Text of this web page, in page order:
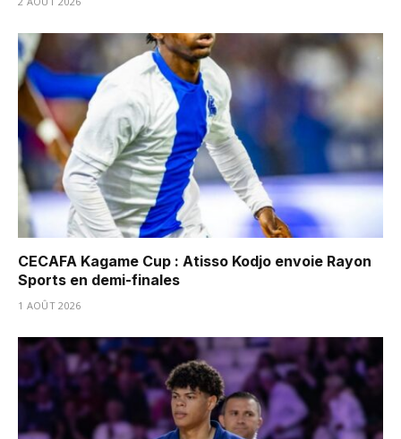
CECAFA Kagame Cup : Atisso Kodjo envoie Rayon
Sports en demi-finales
1 AOÛT 2026